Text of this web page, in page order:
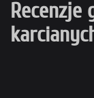
Recenzje